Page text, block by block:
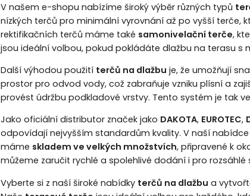
V našem e-shopu nabízíme široký výběr různých typů
nízkých terčů pro minimální vyrovnání až po vyšší terče,
rektifikačních terčů máme také samonivelační terče,
jsou ideální volbou, pokud pokládáte dlažbu na terasu s
Další výhodou použití terčů na dlažbu je, že umožňují
prostor pro odvod vody, což zabraňuje vzniku plísní a
provést údržbu podkladové vrstvy. Tento systém je tak
Jako oficiální distributor značek jako DAKOTA, EUROTEC,
odpovídají nejvyšším standardům kvality. V naší
máme skladem ve velkých množstvích, připravené k
můžeme zaručit rychlé a spolehlivé dodání i pro rozsáhlé
Vyberte si z naší široké nabídky terčů na dlažbu a